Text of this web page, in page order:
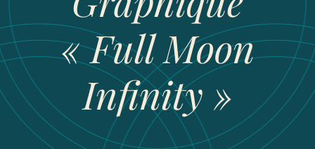
« Full Moon
Infinity »